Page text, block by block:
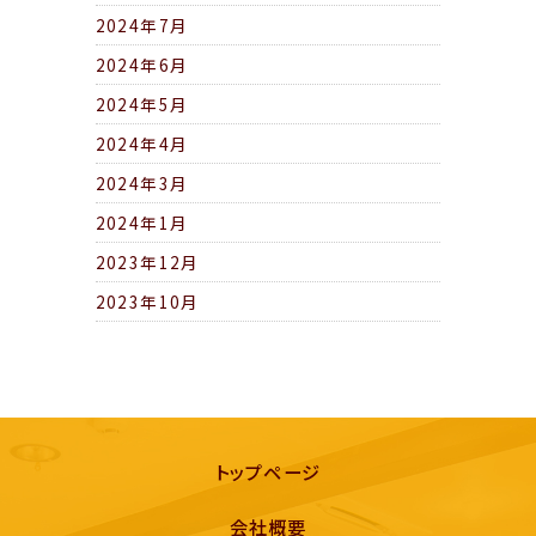
2024年7月
2024年6月
2024年5月
2024年4月
2024年3月
2024年1月
2023年12月
2023年10月
トップページ
会社概要